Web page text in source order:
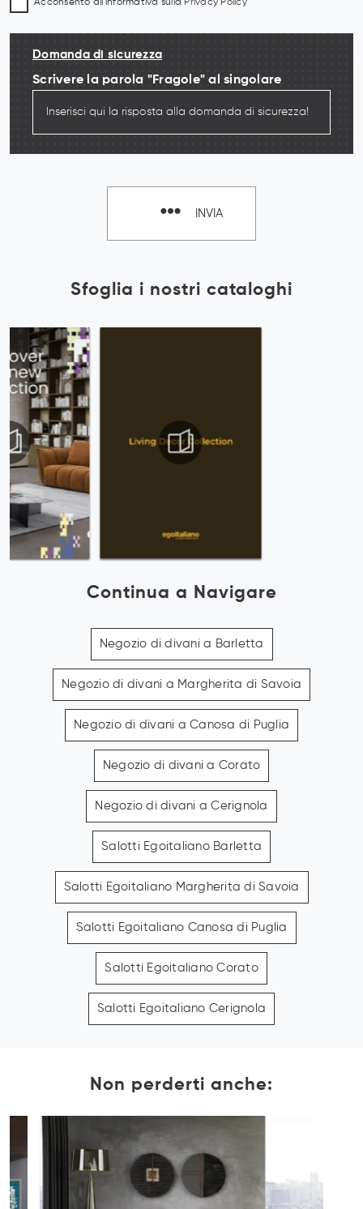
Sfoglia i nostri cataloghi
Continua a Navigare
Negozio di divani a Barletta
Negozio di divani a Margherita di Savoia
Negozio di divani a Canosa di Puglia
Negozio di divani a Corato
Negozio di divani a Cerignola
Salotti Egoitaliano Barletta
Salotti Egoitaliano Margherita di Savoia
Salotti Egoitaliano Canosa di Puglia
Salotti Egoitaliano Corato
Salotti Egoitaliano Cerignola
Acconsento all'informativa sulla Privacy Policy
Domanda di sicurezza
Scrivere la parola "Fragole" al singolare
INVIA
Non perderti anche: